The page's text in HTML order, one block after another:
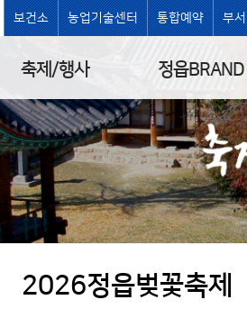
보건소 농업기술센터 통합예약 부서
축제/행사 정읍BRAND
2026정읍벚꽃축제